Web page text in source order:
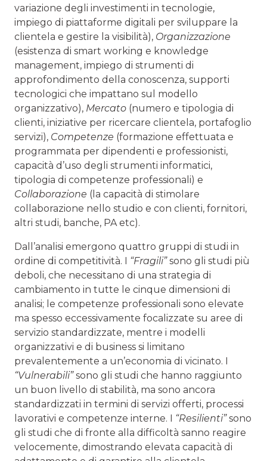
variazione degli investimenti in tecnologie,
impiego di piattaforme digitali per sviluppare la
clientela e gestire la visibilità), Organizzazione
(esistenza di smart working e knowledge
management, impiego di strumenti di
approfondimento della conoscenza, supporti
tecnologici che impattano sul modello
organizzativo), Mercato (numero e tipologia di
clienti, iniziative per ricercare clientela, portafoglio
servizi), Competenze (formazione effettuata e
programmata per dipendenti e professionisti,
capacità d’uso degli strumenti informatici,
tipologia di competenze professionali) e
Collaborazione (la capacità di stimolare
collaborazione nello studio e con clienti, fornitori,
altri studi, banche, PA etc).
Dall’analisi emergono quattro gruppi di studi in
ordine di competitività. I “Fragili”sono gli studi più
deboli, che necessitano di una strategia di
cambiamento in tutte le cinque dimensioni di
analisi; le competenze professionali sono elevate
ma spesso eccessivamente focalizzate su aree di
servizio standardizzate, mentre i modelli
organizzativi e di business si limitano
prevalentemente a un’economia di vicinato. I
“Vulnerabili”sono gli studi che hanno raggiunto
un buon livello di stabilità, ma sono ancora
standardizzati in termini di servizi offerti, processi
lavorativi e competenze interne. I “Resilienti”sono
gli studi che di fronte alla difficoltà sanno reagire
velocemente, dimostrando elevata capacità di